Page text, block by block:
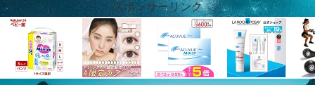
スポンサーリンク